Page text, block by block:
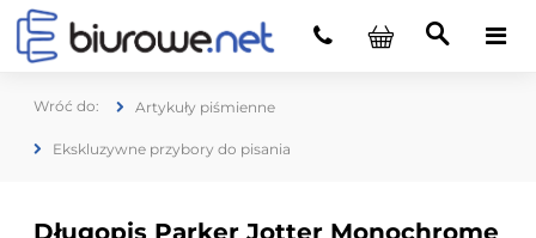
Artykuły piśmienne
Ekskluzywne przybory do pisania
Długopis Parker Jotter Monochrome